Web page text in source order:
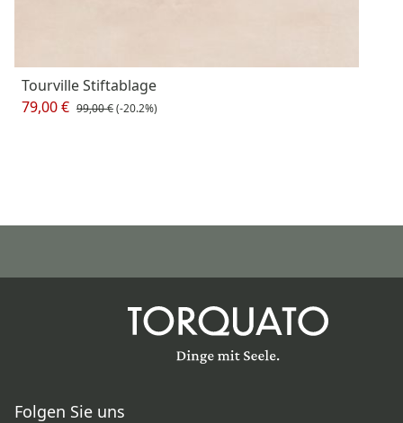
Tourville Stiftablage
79,00 € 99,00 €(-20.2%)
Folgen Sie uns